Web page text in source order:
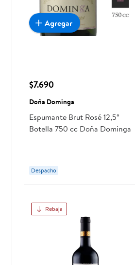
$7.690
Doña Dominga
Espumante Brut Rosé 12,5°
Botella 750 cc Doña Dominga
Despacho
Agregar
Rebaja